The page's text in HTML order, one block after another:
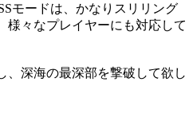
モードは、かなりスリリング
様々なプレイヤーにも対応して
、深海の最深部を撃破して欲し